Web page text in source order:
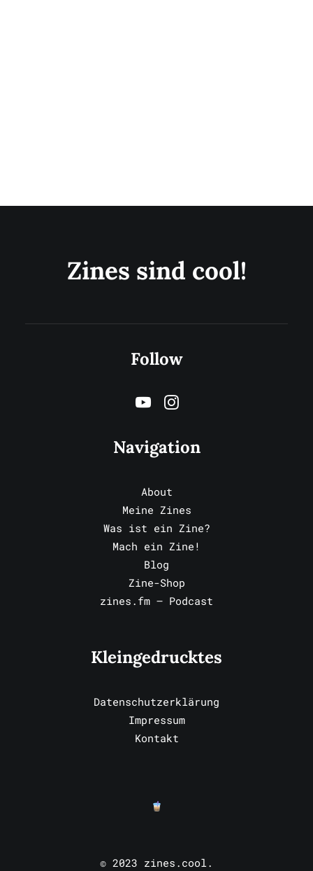
Zines sind cool!
Follow
Navigation
About
Meine Zines
Was ist ein Zine?
Mach ein Zine!
Blog
Zine-Shop
zines.fm – Podcast
Kleingedrucktes
Datenschutzerklärung
Impressum
Kontakt
© 2023 zines.cool.